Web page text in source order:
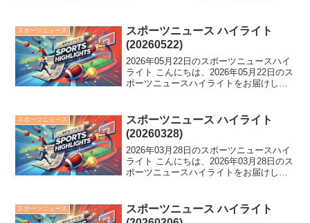
へ。FIFAがアルゼンチンに懲戒手続き...
スポーツニュース
スポーツニュース ハイライト
(20260522)
2026年05月22日のスポーツニュースハイ
ライト こんにちは、2026年05月22日のス
ポーツニュースハイライトをお届けしま
団、そして中日監督が中止に思いを馳
せ...
スポーツニュース
スポーツニュース ハイライト
(20260328)
2026年03月28日のスポーツニュースハイ
ライト こんにちは、2026年03月28日のス
ポーツニュースハイライトをお届けしま
挙達成！オリ宮城は2回途中8失点でKO...
スポーツニュース
スポーツニュース ハイライト